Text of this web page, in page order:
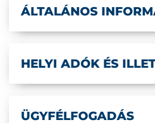
ÁLTALÁNOS
HELYI ADÓK ÉS
ÜGYFÉLFOGADÁS